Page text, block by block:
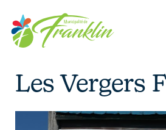
content
Les Vergers